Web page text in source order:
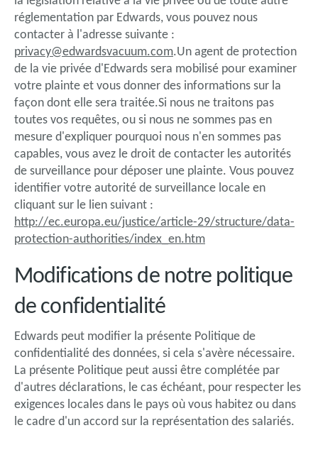
réglementation par Edwards, vous pouvez nous
contacter à l'adresse suivante :
privacy@edwardsvacuum.com.Un agent de protection
de la vie privée d'Edwards sera mobilisé pour examiner
votre plainte et vous donner des informations sur la
façon dont elle sera traitée.Si nous ne traitons pas
toutes vos requêtes, ou si nous ne sommes pas en
mesure d'expliquer pourquoi nous n'en sommes pas
capables, vous avez le droit de contacter les autorités
de surveillance pour déposer une plainte. Vous pouvez
identifier votre autorité de surveillance locale en
cliquant sur le lien suivant :
http://ec.europa.eu/justice/article-29/structure/data-
protection-authorities/index_en.htm
Modifications de notre politique
de confidentialité
Edwards peut modifier la présente Politique de
confidentialité des données, si cela s'avère nécessaire.
La présente Politique peut aussi être complétée par
d'autres déclarations, le cas échéant, pour respecter les
exigences locales dans le pays où vous habitez ou dans
le cadre d'un accord sur la représentation des salariés.